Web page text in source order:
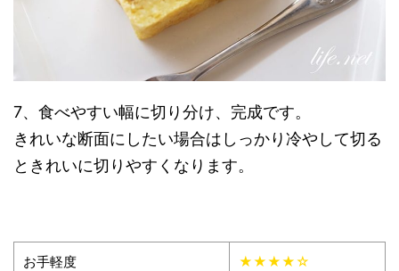
7、食べやすい幅に切り分け、完成です。
きれいな断面にしたい場合はしっかり冷やして切る
ときれいに切りやすくなります。
お手軽度 ★★★★☆